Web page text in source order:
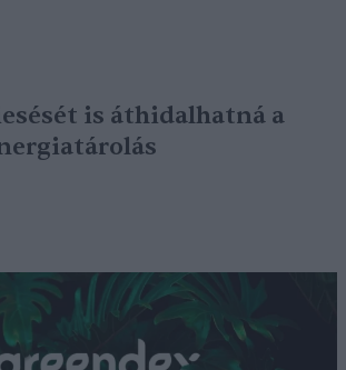
is áthidalhatná a